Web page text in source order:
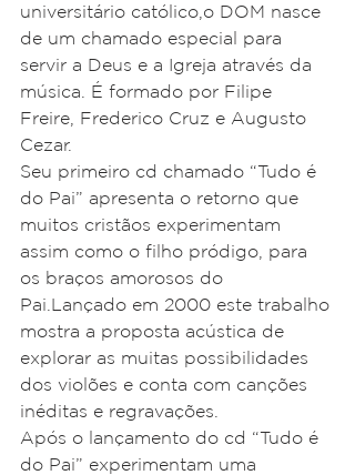
universitário católico,o DOM nasce
de um chamado especial para
servir a Deus e a Igreja através da
música. É formado por Filipe
Freire, Frederico Cruz e Augusto
Cezar.
Seu primeiro cd chamado “Tudo é
do Pai” apresenta o retorno que
muitos cristãos experimentam
assim como o filho pródigo, para
os braços amorosos do
Pai.Lançado em 2000 este trabalho
mostra a proposta acústica de
explorar as muitas possibilidades
dos violões e conta com canções
inéditas e regravações.
Após o lançamento do cd “Tudo é
do Pai” experimentam uma